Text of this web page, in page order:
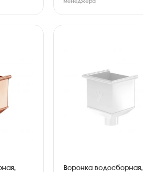
менеджера
Воронка водосборная,